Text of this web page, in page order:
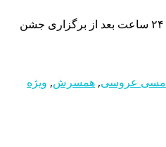
سورپرایز ویژه مسی برای همسرش در شب عروسیلیونل مسی ستاره آرژانتینی دنیای فوتبال در مراسم ازدواجش, هدیه ویژه ای برای همسرش آنتونیا روکوزو رو رد! کمتر از ۲۴ ساعت بعد از برگزاری جشن
مسی عروسی, همسرش, ویژه